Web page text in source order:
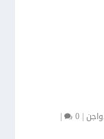
|
0
|